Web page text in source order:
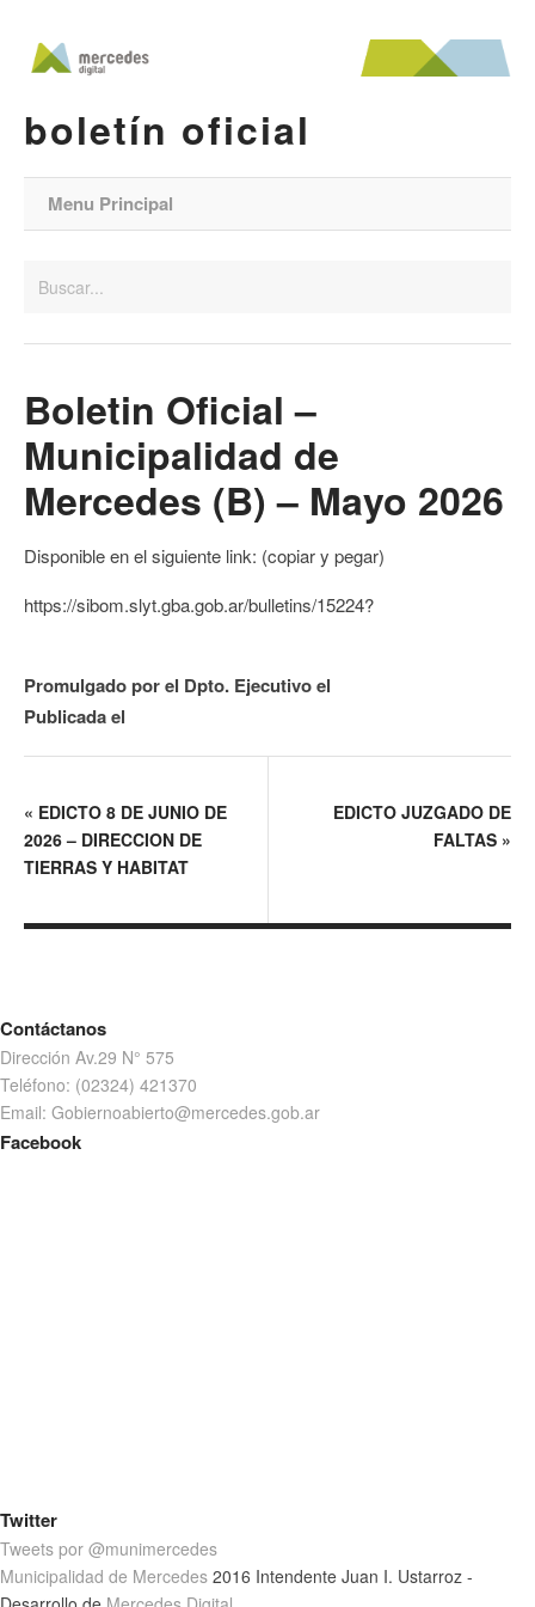
boletín oficial
Menu Principal
Boletin Oficial –
Municipalidad de
Mercedes (B) – Mayo 2026
Disponible en el siguiente link: (copiar y pegar)
https://sibom.slyt.gba.gob.ar/bulletins/15224?
Promulgado por el Dpto. Ejecutivo el
Publicada el
« EDICTO 8 DE JUNIO DE
2026 – DIRECCION DE
TIERRAS Y HABITAT
EDICTO JUZGADO DE
FALTAS »
Contáctanos
Dirección Av.29 N° 575
Teléfono: (02324) 421370
Email: Gobiernoabierto@mercedes.gob.ar
Facebook
Twitter
Tweets por @munimercedes
Municipalidad de Mercedes 2016 Intendente Juan I. Ustarroz -